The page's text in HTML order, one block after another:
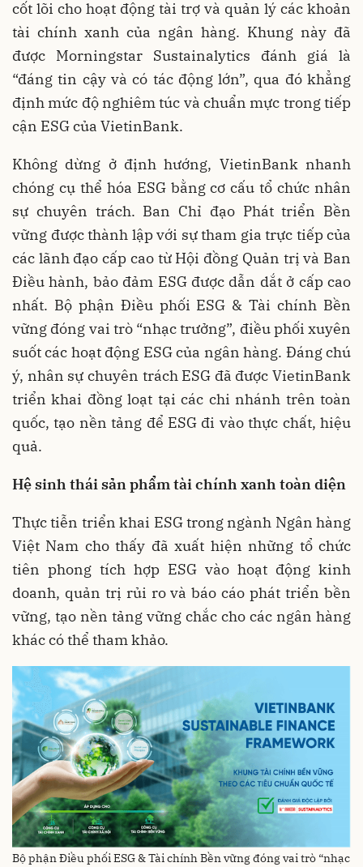
cốt lõi cho hoạt động tài trợ và quản lý các khoản
tài chính xanh của ngân hàng. Khung này đã
được Morningstar Sustainalytics đánh giá là
“đáng tin cậy và có tác động lớn”, qua đó khẳng
định mức độ nghiêm túc và chuẩn mực trong tiếp
cận ESG của VietinBank.
Không dừng ở định hướng, VietinBank nhanh
chóng cụ thể hóa ESG bằng cơ cấu tổ chức nhân
sự chuyên trách. Ban Chỉ đạo Phát triển Bền
vững được thành lập với sự tham gia trực tiếp của
các lãnh đạo cấp cao từ Hội đồng Quản trị và Ban
Điều hành, bảo đảm ESG được dẫn dắt ở cấp cao
nhất. Bộ phận Điều phối ESG & Tài chính Bền
vững đóng vai trò “nhạc trưởng”, điều phối xuyên
suốt các hoạt động ESG của ngân hàng. Đáng chú
ý, nhân sự chuyên trách ESG đã được VietinBank
triển khai đồng loạt tại các chi nhánh trên toàn
quốc, tạo nền tảng để ESG đi vào thực chất, hiệu
quả.
Hệ sinh thái sản phẩm tài chính xanh toàn diện
Thực tiễn triển khai ESG trong ngành Ngân hàng
Việt Nam cho thấy đã xuất hiện những tổ chức
tiên phong tích hợp ESG vào hoạt động kinh
doanh, quản trị rủi ro và báo cáo phát triển bền
vững, tạo nền tảng vững chắc cho các ngân hàng
khác có thể tham khảo.
Bộ phận Điều phối ESG & Tài chính Bền vững đóng vai trò “nhạc